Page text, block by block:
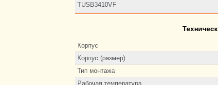
TUSB3410VF
Корпус
Корпус (размер)
Тип монтажа
Рабочая температура